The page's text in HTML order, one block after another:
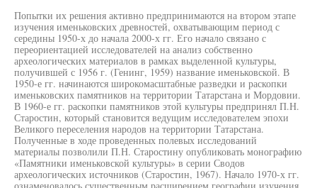
Попытки их решения активно предпринимаются на втором этапе
изучения именьковских древностей, охватывающим период с
середины 1950-х до начала 2000-х гг. Его начало связано с
переориентацией исследователей на анализ собственно
археологических материалов в рамках выделенной культуры,
получившей с 1956 г. (Генинг, 1959) название именьковской. В
1950-е гг. начинаются широкомасштабные разведки и раскопки
именьковских памятников на территории Татарстана и Мордовии.
В 1960-е гг. раскопки памятников этой культуры предпринял П.Н.
Старостин, который становится ведущим исследователем эпохи
Великого переселения народов на территории Татарстана.
Полученные в ходе проведенных полевых исследований
материалы позволили П.Н. Старостину опубликовать монографию
«Памятники именьковской культуры» в серии Сводов
археологических источников (Старостин, 1967). Начало 1970-х гг.